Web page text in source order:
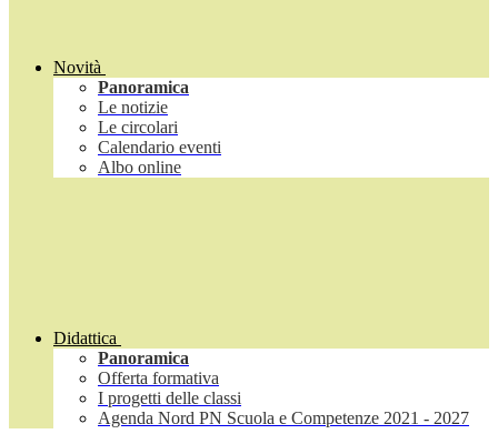
Novità
Panoramica
Le notizie
Le circolari
Calendario eventi
Albo online
Didattica
Panoramica
Offerta formativa
I progetti delle classi
Agenda Nord PN Scuola e Competenze 2021 - 2027